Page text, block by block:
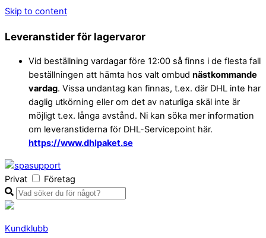
Skip to content
Leveranstider för lagervaror
Vid beställning vardagar före 12:00 så finns i de flesta fall
beställningen att hämta hos valt ombud nästkommande
vardag. Vissa undantag kan finnas, t.ex. där DHL inte har
daglig utkörning eller om det av naturliga skäl inte är
möjligt t.ex. långa avstånd. Ni kan söka mer information
om leveranstiderna för DHL-Servicepoint här.
https://www.dhlpaket.se
Privat Företag
Kundklubb